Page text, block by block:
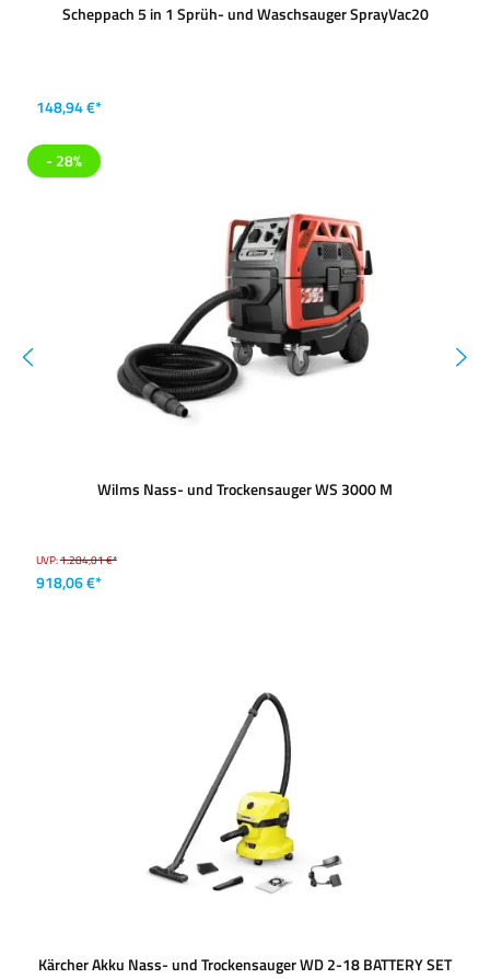
Scheppach 5 in 1 Sprüh- und Waschsauger SprayVac20
148,94 €*
- 28%
Wilms Nass- und Trockensauger WS 3000 M
UVP:1.284,01 €*
918,06 €*
Kärcher Akku Nass- und Trockensauger WD 2-18 BATTERY SET